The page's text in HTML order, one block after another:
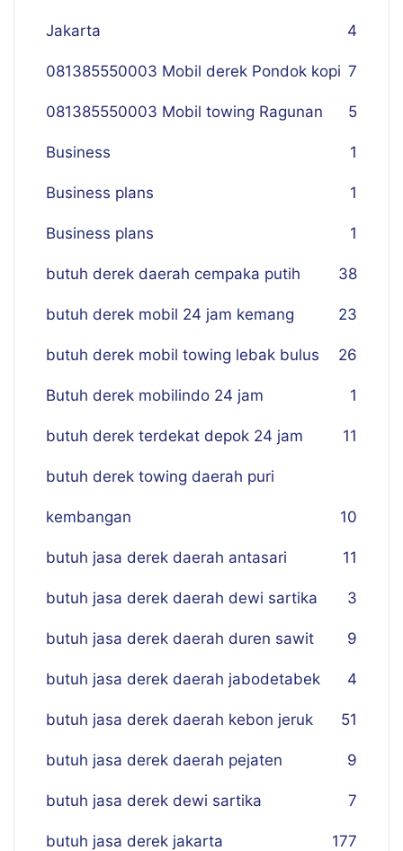
Jakarta 4
081385550003 Mobil derek Pondok kopi 7
081385550003 Mobil towing Ragunan 5
Business 1
Business plans 1
Business plans 1
butuh derek daerah cempaka putih 38
butuh derek mobil 24 jam kemang 23
butuh derek mobil towing lebak bulus 26
Butuh derek mobilindo 24 jam 1
butuh derek terdekat depok 24 jam 11
butuh derek towing daerah puri
kembangan 10
butuh jasa derek daerah antasari 11
butuh jasa derek daerah dewi sartika 3
butuh jasa derek daerah duren sawit 9
butuh jasa derek daerah jabodetabek 4
butuh jasa derek daerah kebon jeruk 51
butuh jasa derek daerah pejaten 9
butuh jasa derek dewi sartika 7
butuh jasa derek jakarta 177